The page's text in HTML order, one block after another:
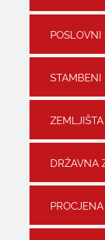
POSLOVNI
STAMBENI
ZEMLJIŠTA
DRŽAVNA